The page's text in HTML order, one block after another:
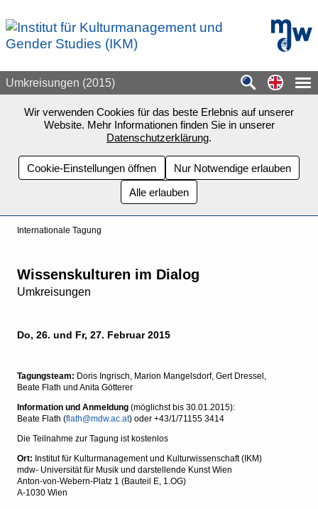
mdw -
Umkreisungen (2015)
Wir verwenden Cookies für das beste Erlebnis auf unserer
Website. Mehr Informationen finden Sie in unserer
Datenschutzerklärung.
Cookie-Einstellungen öffnen
Nur Notwendige erlauben
Alle erlauben
Internationale Tagung
Wissenskulturen im Dialog
Umkreisungen
Do, 26. und Fr, 27. Februar 2015
Tagungsteam: Doris Ingrisch, Marion Mangelsdorf, Gert Dressel,
Beate Flath und Anita Götterer
Information und Anmeldung (möglichst bis 30.01.2015):
Beate Flath (flath@mdw.ac.at) oder +43/1/71155 3414
Die Teilnahme zur Tagung ist kostenlos
Ort: Institut für Kulturmanagement und Kulturwissenschaft (IKM)
mdw- Universität für Musik und darstellende Kunst Wien
Anton-von-Webern-Platz 1 (Bauteil E, 1.OG)
A-1030 Wien